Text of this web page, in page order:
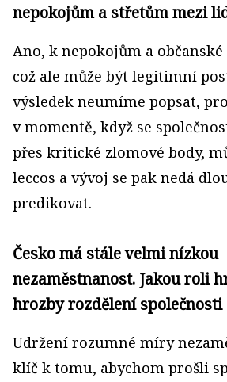
nepokojům a střetům mezi
Ano, k nepokojům a
což ale může být legitimní
výsledek neumíme popsat,
v momentě, když se
přes kritické zlomové body,
leccos a vývoj se pak nedá
predikovat.
Česko má stále velmi nízkou
nezaměstnanost. Jakou roli
hrozby rozdělení společnosti
Udržení rozumné míry
klíč k tomu, abychom prošli